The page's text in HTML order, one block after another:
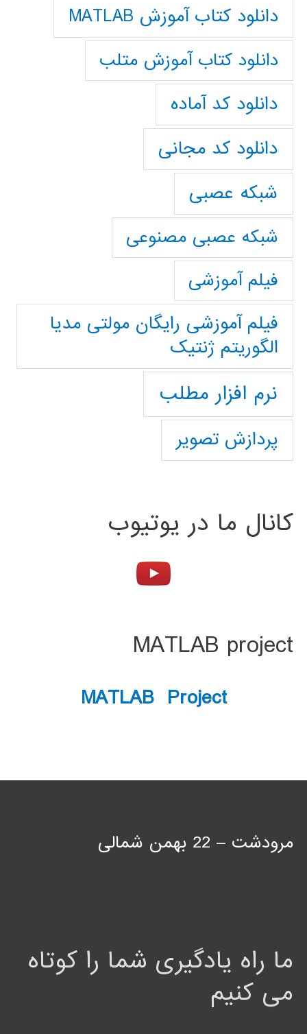
دانلود کتاب آموزش MATLAB
دانلود کتاب آموزش متلب
دانلود کد آماده
دانلود کد مجانی
شبکه عصبی
شبکه عصبی مصنوعی
فیلم آموزشی
فیلم آموزشی رایگان مولتی مدیا
الگوریتم ژنتیک
نرم افزار مطلب
پردازش تصویر
کانال ما در یوتیوب
MATLAB project
MATLAB Project
مرودشت – 22 بهمن شمالی
ما راه یادگیری شما را کوتاه
می کنیم